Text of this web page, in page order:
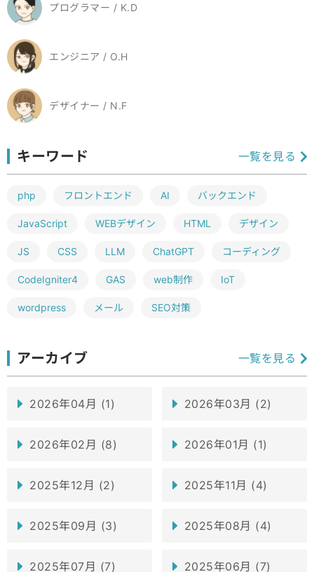
プログラマー / K.D
エンジニア / O.H
デザイナー / N.F
キーワード
php フロントエンド AI バックエンド
JavaScript WEBデザイン HTML デザイン
JS CSS LLM ChatGPT コーディング
CodeIgniter4 GAS web制作 IoT
wordpress メール SEO対策
一覧を見る
アーカイブ
2026年04月 (1) 2026年03月 (2)
2026年02月 (8) 2026年01月 (1)
2025年12月 (2) 2025年11月 (4)
2025年09月 (3) 2025年08月 (4)
2025年07月 (7) 2025年06月 (7)
一覧を見る